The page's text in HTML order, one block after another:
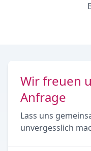
Wir freuen
Anfrage
Lass uns
unvergesslich